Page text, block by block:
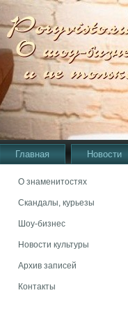
Главная Новости
О знаменитостях
Скандалы, курьезы
Шоу-бизнес
Новости культуры
Архив записей
Контакты